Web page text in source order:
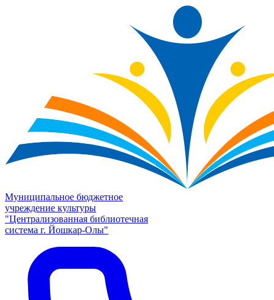
Муниципальное бюджетное
учреждение культуры
"Централизованная библиотечная
система г. Йошкар-Олы"